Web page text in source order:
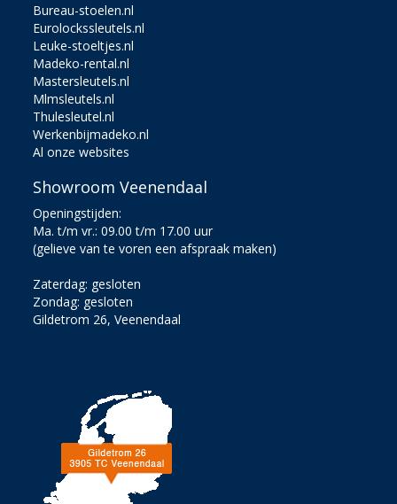
Bureau-stoelen.nl
Eurolockssleutels.nl
Leuke-stoeltjes.nl
Madeko-rental.nl
Mastersleutels.nl
Mlmsleutels.nl
Thulesleutel.nl
Werkenbijmadeko.nl
Al onze websites
Showroom Veenendaal
Openingstijden:
Ma. t/m vr.: 09.00 t/m 17.00 uur
(gelieve van te voren een afspraak maken)
Zaterdag: gesloten
Zondag: gesloten
Gildetrom 26, Veenendaal